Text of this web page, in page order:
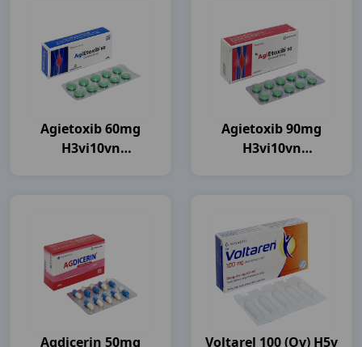
Agietoxib 60mg
H3vi10vn
Agietoxib 90mg
H3vi10vn
Agdicerin 50mg
Voltarel 100 (ov) H5v